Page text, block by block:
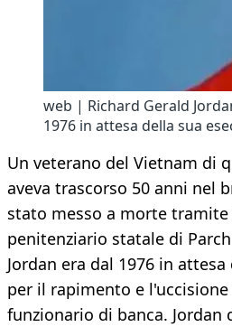
web | Richard Gerald
1976 in attesa della sua
Un veterano del Vietnam di
aveva trascorso 50 anni nel
stato messo a morte
penitenziario statale di
Jordan era dal 1976 in
per il rapimento e
funzionario di banca. Jordan